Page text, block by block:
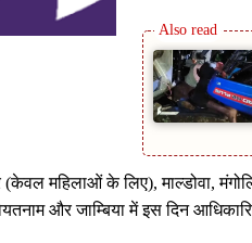
महिलाओं के लिए), माल्डोवा,
और जाम्बिया में इस दिन